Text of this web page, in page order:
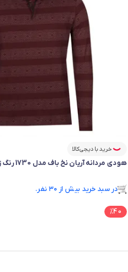
خرید با دیجی‌کالا
هودی مردانه آریان نخ باف مدل 1730 رنگ زرشکی
در سبد خرید بیش از ۳۰ نفر.
%40